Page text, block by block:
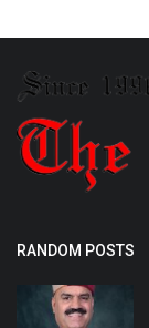
RANDOM POSTS